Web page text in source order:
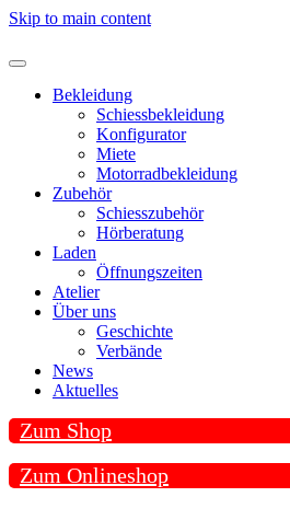
Skip to main content
Bekleidung
Schiessbekleidung
Konfigurator
Miete
Motorradbekleidung
Zubehör
Schiesszubehör
Hörberatung
Laden
Öffnungszeiten
Atelier
Über uns
Geschichte
Verbände
News
Aktuelles
Zum Shop
Zum Onlineshop